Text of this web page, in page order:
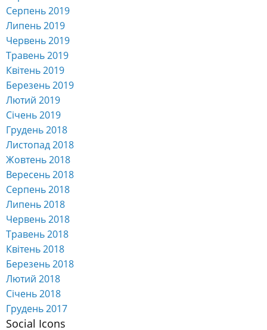
Січень 2019
Грудень 2018
Листопад 2018
Жовтень 2018
Вересень 2018
Серпень 2018
Липень 2018
Червень 2018
Травень 2018
Квітень 2018
Березень 2018
Лютий 2018
Січень 2018
Грудень 2017
Social Icons
ІНФОРМАЦІЯ ПРО УНІВЕРСИТЕТ